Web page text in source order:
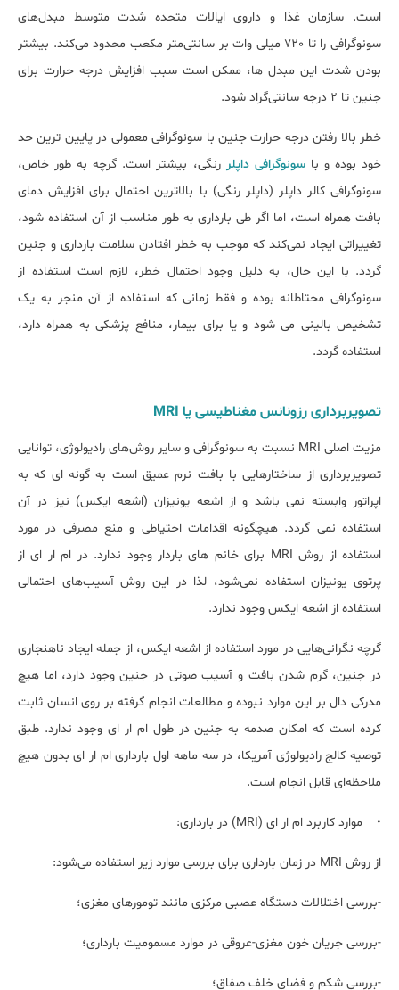
است. سازمان غذا و داروی ایالات متحده شدت متوسط مبدل‌های
سونوگرافی را تا 720 میلی وات بر سانتی‌متر مکعب محدود می‌کند. بیشتر
بودن شدت این مبدل ها، ممکن است سبب افزایش درجه حرارت برای
جنین تا 2 درجه سانتی‌گراد شود.
خطر بالا رفتن درجه حرارت جنین با سونوگرافی معمولی در پایین ترین حد
خود بوده و باسونوگرافی داپلر رنگی، بیشتر است. گرچه به طور خاص،
سونوگرافی کالر داپلر (داپلر رنگی) با بالاترین احتمال برای افزایش دمای
بافت همراه است، اما اگر طی بارداری به طور مناسب از آن استفاده شود،
تغییراتی ایجاد نمی‌کند که موجب به خطر افتادن سلامت بارداری و جنین
گردد. با این حال، به دلیل وجود احتمال خطر، لازم است استفاده از
سونوگرافی محتاطانه بوده و فقط زمانی که استفاده از آن منجر به یک
تشخیص بالینی می شود و یا برای بیمار، منافع پزشکی به همراه دارد،
استفاده گردد.
تصویربرداری رزونانس مغناطیسی یا MRI
مزیت اصلی MRI نسبت به سونوگرافی و سایر روش‌های رادیولوژی، توانایی
تصویربرداری از ساختارهایی با بافت نرم عمیق است به گونه ای که به
اپراتور وابسته نمی باشد و از اشعه یونیزان (اشعه ایکس) نیز در آن
استفاده نمی گردد. هیچگونه اقدامات احتیاطی و منع مصرفی در مورد
استفاده از روش MRI برای خانم های باردار وجود ندارد. در ام ار ای از
پرتوی یونیزان استفاده نمی‌شود، لذا در این روش آسیب‌های احتمالی
استفاده از اشعه ایکس وجود ندارد.
گرچه نگرانی‌هایی در مورد استفاده از اشعه ایکس، از جمله ایجاد ناهنجاری
در جنین، گرم شدن بافت و آسیب صوتی در جنین وجود دارد، اما هیچ
مدرکی دال بر این موارد نبوده و مطالعات انجام گرفته بر روی انسان ثابت
کرده است که امکان صدمه به جنین در طول ام ار ای وجود ندارد. طبق
توصیه کالج رادیولوژی آمریکا، در سه ماهه اول بارداری ام ار ای بدون هیچ
ملاحظه‌ای قابل انجام است.
• موارد کاربرد ام ار ای (MRI) در بارداری:
از روش MRI در زمان بارداری برای بررسی موارد زیر استفاده می‌شود:
-بررسی اختلالات دستگاه عصبی مرکزی مانند تومور‌های مغزی؛
-بررسی جریان خون مغزی-عروقی در موارد مسمومیت بارداری؛
-بررسی شکم و فضای خلف صفاق؛